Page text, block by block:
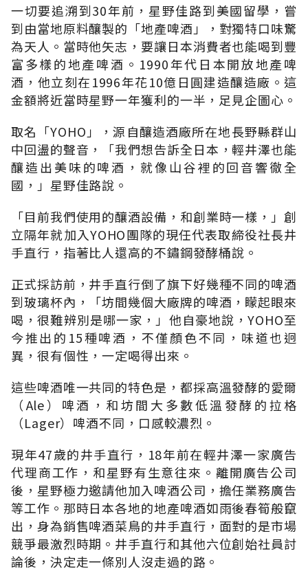
一切要追溯到30年前，星野佳路到美國留學，嘗
到由當地原料釀製的「地產啤酒」，對獨特口味驚
為天人。當時他矢志，要讓日本消費者也能喝到豐
富多樣的地產啤酒。1990年代日本開放地產啤
酒，他立刻在1996年花10億日圓建造釀造廠。這
金額將近當時星野一年獲利的一半，足見企圖心。
取名「YOHO」，源自釀造酒廠所在地長野縣群山
中回盪的聲音，「我們想告訴全日本，輕井澤也能
釀造出美味的啤酒，就像山谷裡的回音響徹全
國，」星野佳路說。
「目前我們使用的釀酒設備，和創業時一樣，」創
立隔年就加入YOHO團隊的現任代表取締役社長井
手直行，指著比人還高的不鏽鋼發酵桶說。
正式採訪前，井手直行倒了旗下好幾種不同的啤酒
到玻璃杯內，「坊間幾個大廠牌的啤酒，矇起眼來
喝，很難辨別是哪一家，」他自豪地說，YOHO至
今推出的15種啤酒，不僅顏色不同，味道也迥
異，很有個性，一定喝得出來。
這些啤酒唯一共同的特色是，都採高溫發酵的愛爾
（Ale）啤酒，和坊間大多數低溫發酵的拉格
（Lager）啤酒不同，口感較濃烈。
現年47歲的井手直行，18年前在輕井澤一家廣告
代理商工作，和星野有生意往來。離開廣告公司
後，星野極力邀請他加入啤酒公司，擔任業務廣告
等工作。那時日本各地的地產啤酒如雨後春筍般竄
出，身為銷售啤酒菜鳥的井手直行，面對的是市場
競爭最激烈時期。井手直行和其他六位創始社員討
論後，決定走一條別人沒走過的路。